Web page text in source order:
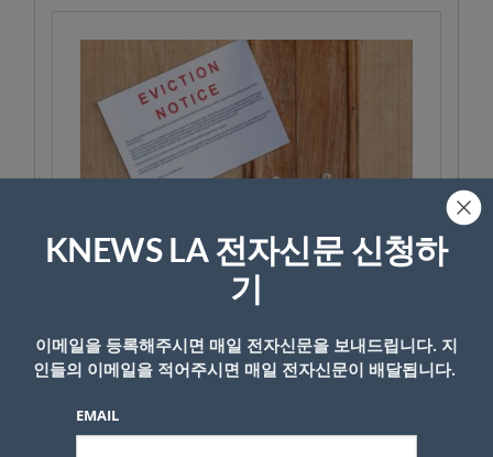
KNEWS LA 전자신문 신청하
기
이메일을 등록해주시면 매일 전자신문을 보내드립니다. 지
인들의 이메일을 적어주시면 매일 전자신문이 배달됩니다.
EMAIL